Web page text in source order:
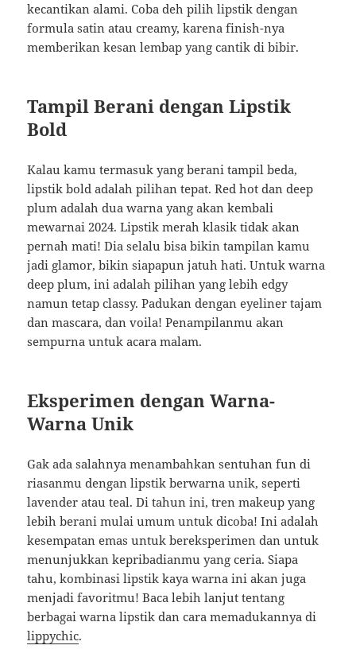
kecantikan alami. Coba deh pilih lipstik dengan
formula satin atau creamy, karena finish-nya
memberikan kesan lembap yang cantik di bibir.
Tampil Berani dengan Lipstik
Bold
Kalau kamu termasuk yang berani tampil beda,
lipstik bold adalah pilihan tepat. Red hot dan deep
plum adalah dua warna yang akan kembali
mewarnai 2024. Lipstik merah klasik tidak akan
pernah mati! Dia selalu bisa bikin tampilan kamu
jadi glamor, bikin siapapun jatuh hati. Untuk warna
deep plum, ini adalah pilihan yang lebih edgy
namun tetap classy. Padukan dengan eyeliner tajam
dan mascara, dan voila! Penampilanmu akan
sempurna untuk acara malam.
Eksperimen dengan Warna-
Warna Unik
Gak ada salahnya menambahkan sentuhan fun di
riasanmu dengan lipstik berwarna unik, seperti
lavender atau teal. Di tahun ini, tren makeup yang
lebih berani mulai umum untuk dicoba! Ini adalah
kesempatan emas untuk bereksperimen dan untuk
menunjukkan kepribadianmu yang ceria. Siapa
tahu, kombinasi lipstik kaya warna ini akan juga
menjadi favoritmu! Baca lebih lanjut tentang
berbagai warna lipstik dan cara memadukannya di
lippychic.